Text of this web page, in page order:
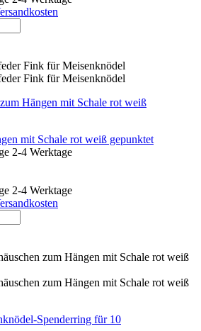
mit Schale rot weiß gepunktet
2-4 Werktage
2-4 Werktage